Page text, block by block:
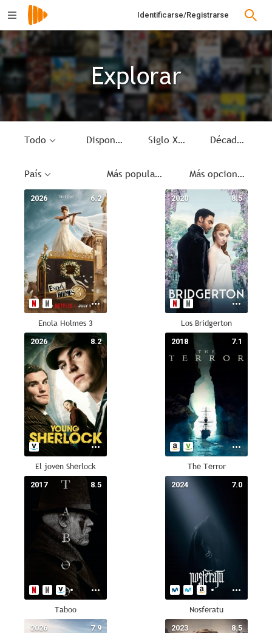
Identificarse/Registrarse
Explorar
Todo Disponible Siglo XIX Década
País Más populares Más opciones
6.2
2026
Enola Holmes 3
8.5
2020
Los Bridgerton
8.2
2026
El joven Sherlock
7.1
2018
The Terror
8.5
2017
Taboo
7.0
2024
Nosferatu
7.9
2026 8.5
2023